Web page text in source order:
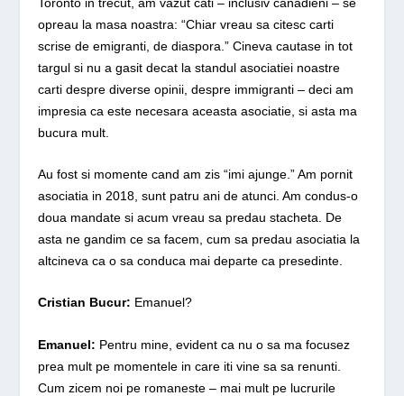
opreau la masa noastra: “Chiar vreau sa citesc carti
scrise de emigranti, de diaspora.” Cineva cautase in tot
targul si nu a gasit decat la standul asociatiei noastre
carti despre diverse opinii, despre immigranti – deci am
impresia ca este necesara aceasta asociatie, si asta ma
bucura mult.
Au fost si momente cand am zis “imi ajunge.” Am pornit
asociatia in 2018, sunt patru ani de atunci. Am condus-o
doua mandate si acum vreau sa predau stacheta. De
asta ne gandim ce sa facem, cum sa predau asociatia la
altcineva ca o sa conduca mai departe ca presedinte.
Cristian Bucur: Emanuel?
Emanuel: Pentru mine, evident ca nu o sa ma focusez
prea mult pe momentele in care iti vine sa sa renunti.
Cum zicem noi pe romaneste – mai mult pe lucrurile